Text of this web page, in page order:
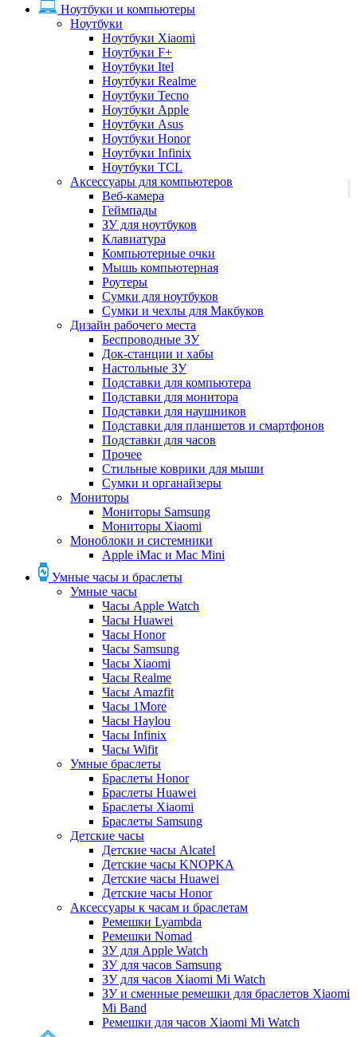
Ноутбуки и компьютеры
Ноутбуки
Ноутбуки Xiaomi
Ноутбуки F+
Ноутбуки Itel
Ноутбуки Realme
Ноутбуки Tecno
Ноутбуки Apple
Ноутбуки Asus
Ноутбуки Honor
Ноутбуки Infinix
Ноутбуки TCL
Аксессуары для компьютеров
Веб-камера
Геймпады
ЗУ для ноутбуков
Клавиатура
Компьютерные очки
Мышь компьютерная
Роутеры
Сумки для ноутбуков
Сумки и чехлы для Макбуков
Дизайн рабочего места
Беспроводные ЗУ
Док-станции и хабы
Настольные ЗУ
Подставки для компьютера
Подставки для монитора
Подставки для наушников
Подставки для планшетов и смартфонов
Подставки для часов
Прочее
Стильные коврики для мыши
Сумки и органайзеры
Мониторы
Мониторы Samsung
Мониторы Xiaomi
Моноблоки и системники
Apple iMac и Mac Mini
Умные часы и браслеты
Умные часы
Часы Apple Watch
Часы Huawei
Часы Honor
Часы Samsung
Часы Xiaomi
Часы Realme
Часы Amazfit
Часы 1More
Часы Haylou
Часы Infinix
Часы Wifit
Умные браслеты
Браслеты Honor
Браслеты Huawei
Браслеты Xiaomi
Браслеты Samsung
Детские часы
Детские часы Alcatel
Детские часы KNOPKA
Детские часы Huawei
Детские часы Honor
Аксессуары к часам и браслетам
Ремешки Lyambda
Ремешки Nomad
ЗУ для Apple Watch
ЗУ для часов Samsung
ЗУ для часов Xiaomi Mi Watch
ЗУ и сменные ремешки для браслетов Xiaomi
Mi Band
Ремешки для часов Xiaomi Mi Watch